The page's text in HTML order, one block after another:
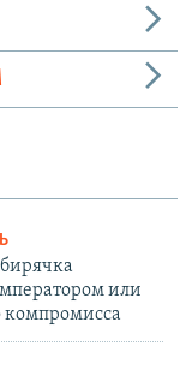
или
компромисса